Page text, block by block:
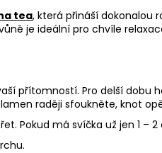
tea, která přináší dokonalou
je ideální pro chvíle
přítomností. Pro delší dobu
raději sfoukněte, knot
Pokud má svíčka už jen 1